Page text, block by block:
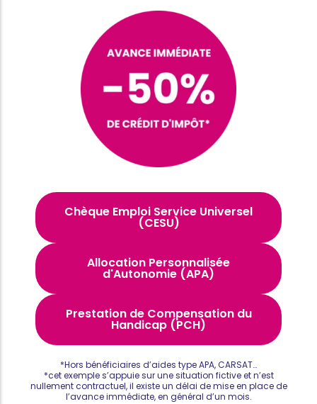
Chèque Emploi Service Universel
(CESU)
Allocation Personnalisée
d'Autonomie (APA)
Prestation de Compensation du
Handicap (PCH)
*Hors bénéficiaires d’aides type APA, CARSAT…
*cet exemple s’appuie sur une situation fictive et n’est
nullement contractuel, il existe un délai de mise en place de
l’avance immédiate, en général d’un mois.